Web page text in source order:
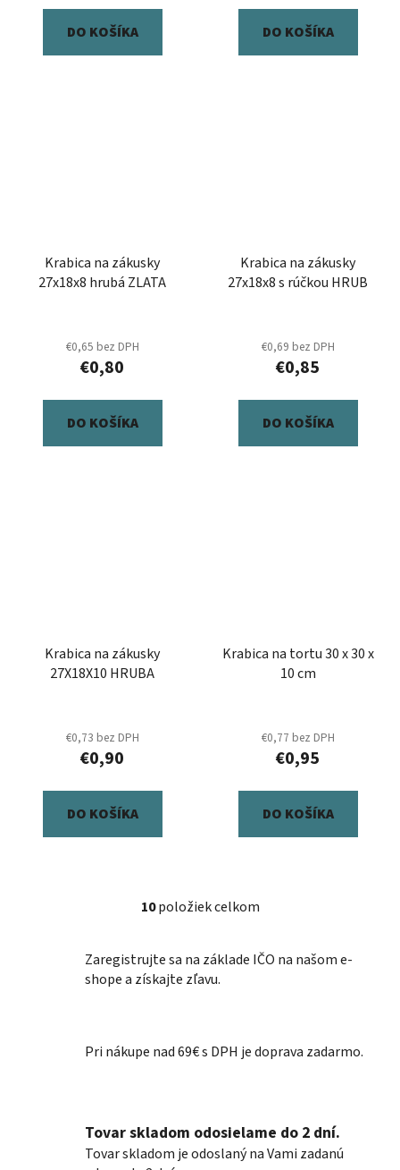
DO KOŠÍKA DO KOŠÍKA
Krabica na zákusky
27x18x8 hrubá ZLATA
€0,65 bez DPH
€0,80
DO KOŠÍKA
Krabica na zákusky
27x18x8 s rúčkou HRUB
€0,69 bez DPH
€0,85
DO KOŠÍKA
Krabica na zákusky
27X18X10 HRUBA
€0,73 bez DPH
€0,90
DO KOŠÍKA
Krabica na tortu 30 x 30 x
10 cm
€0,77 bez DPH
€0,95
DO KOŠÍKA
O
l
á
i
v
k
10položiek celkom
Zaregistrujte sa na základe IČO na našom e-
shope a získajte zľavu.
Pri nákupe nad 69€ s DPH je doprava zadarmo.
Tovar skladom odosielame do 2 dní.
Tovar skladom je odoslaný na Vami zadanú